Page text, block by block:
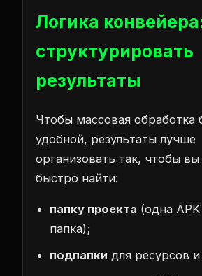
Логика
структурировать
результаты
Чтобы массовая обработка
удобной, результаты лучше
организовать так, чтобы
быстро найти:
папку проекта (одна
папка);
подпапки для ресурсов